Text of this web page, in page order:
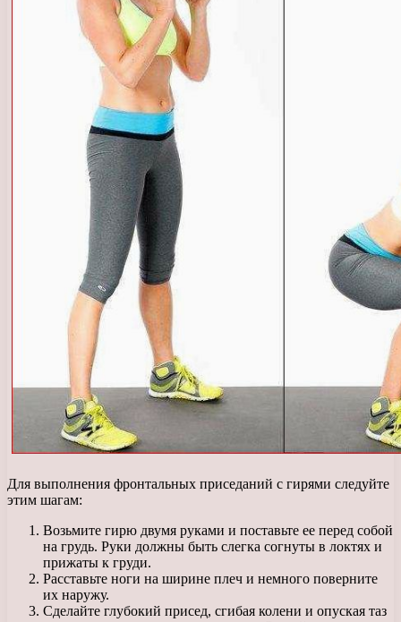
Для выполнения фронтальных приседаний с гирями следуйте
этим шагам:
Возьмите гирю двумя руками и поставьте ее перед собой
на грудь. Руки должны быть слегка согнуты в локтях и
прижаты к груди.
Расставьте ноги на ширине плеч и немного поверните
их наружу.
Сделайте глубокий присед, сгибая колени и опуская таз